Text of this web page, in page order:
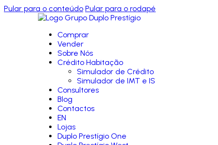
Pular para o conteúdo Pular para o rodapé
Comprar
Vender
Sobre Nós
Crédito Habitação
Simulador de Crédito
Simulador de IMT e IS
Consultores
Blog
Contactos
EN
Lojas
Duplo Prestígio One